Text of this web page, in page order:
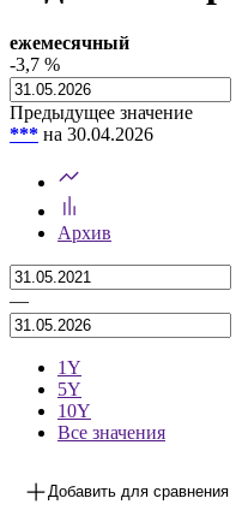
ежемесячный
-3,7 %
Предыдущее значение
*** на 30.04.2026
Архив
—
1Y
5Y
10Y
Все значения
Добавить для сравнения